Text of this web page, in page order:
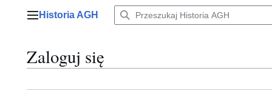
Menu główne
Historia AGH
Zaloguj się